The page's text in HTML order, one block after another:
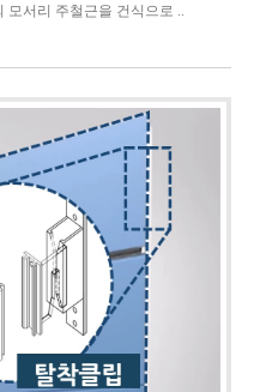
모서리 주철근을 건식으로 ..